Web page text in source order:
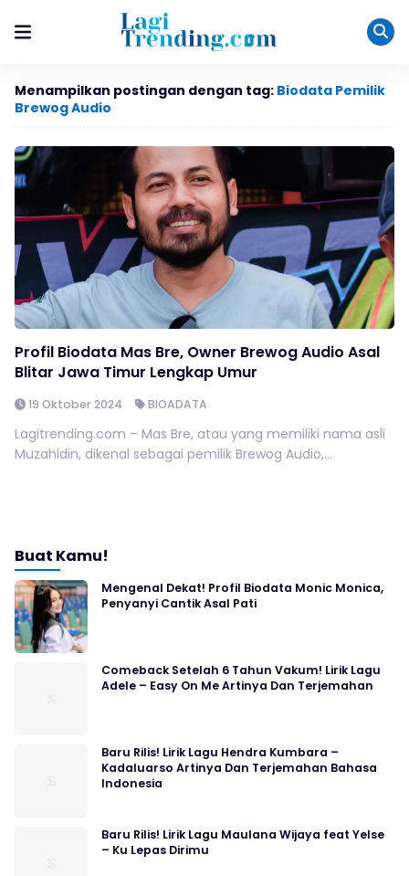
Menampilkan postingan dengan tag: Biodata Pemilik
Brewog Audio
Profil Biodata Mas Bre, Owner Brewog Audio Asal
Blitar Jawa Timur Lengkap Umur
19 Oktober 2024 BIOADATA
Lagitrending.com – Mas Bre, atau yang memiliki nama asli
Muzahidin, dikenal sebagai pemilik Brewog Audio,...
Buat Kamu!
Mengenal Dekat! Profil Biodata Monic Monica,
Penyanyi Cantik Asal Pati
Comeback Setelah 6 Tahun Vakum! Lirik Lagu
Adele – Easy On Me Artinya Dan Terjemahan
Baru Rilis! Lirik Lagu Hendra Kumbara –
Kadaluarso Artinya Dan Terjemahan Bahasa
Indonesia
Baru Rilis! Lirik Lagu Maulana Wijaya feat Yelse
– Ku Lepas Dirimu